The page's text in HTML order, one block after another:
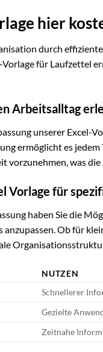
hier
durch
für Laufzettel
Arbeitsalltag
unserer Excel-
ermöglicht es
vorzunehmen, was
Vorlage für
haben Sie die
Ob für
NUTZEN
Schnellerer
Gezielte
Zeitnahe